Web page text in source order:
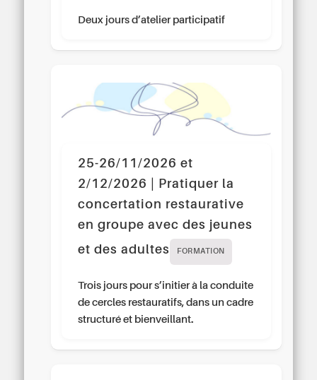
Deux jours d’atelier participatif
25-26/11/2026 et
2/12/2026 | Pratiquer la
concertation restaurative
en groupe avec des jeunes
et des adultes
FORMATION
Trois jours pour s’initier à la conduite
de cercles restauratifs, dans un cadre
structuré et bienveillant.